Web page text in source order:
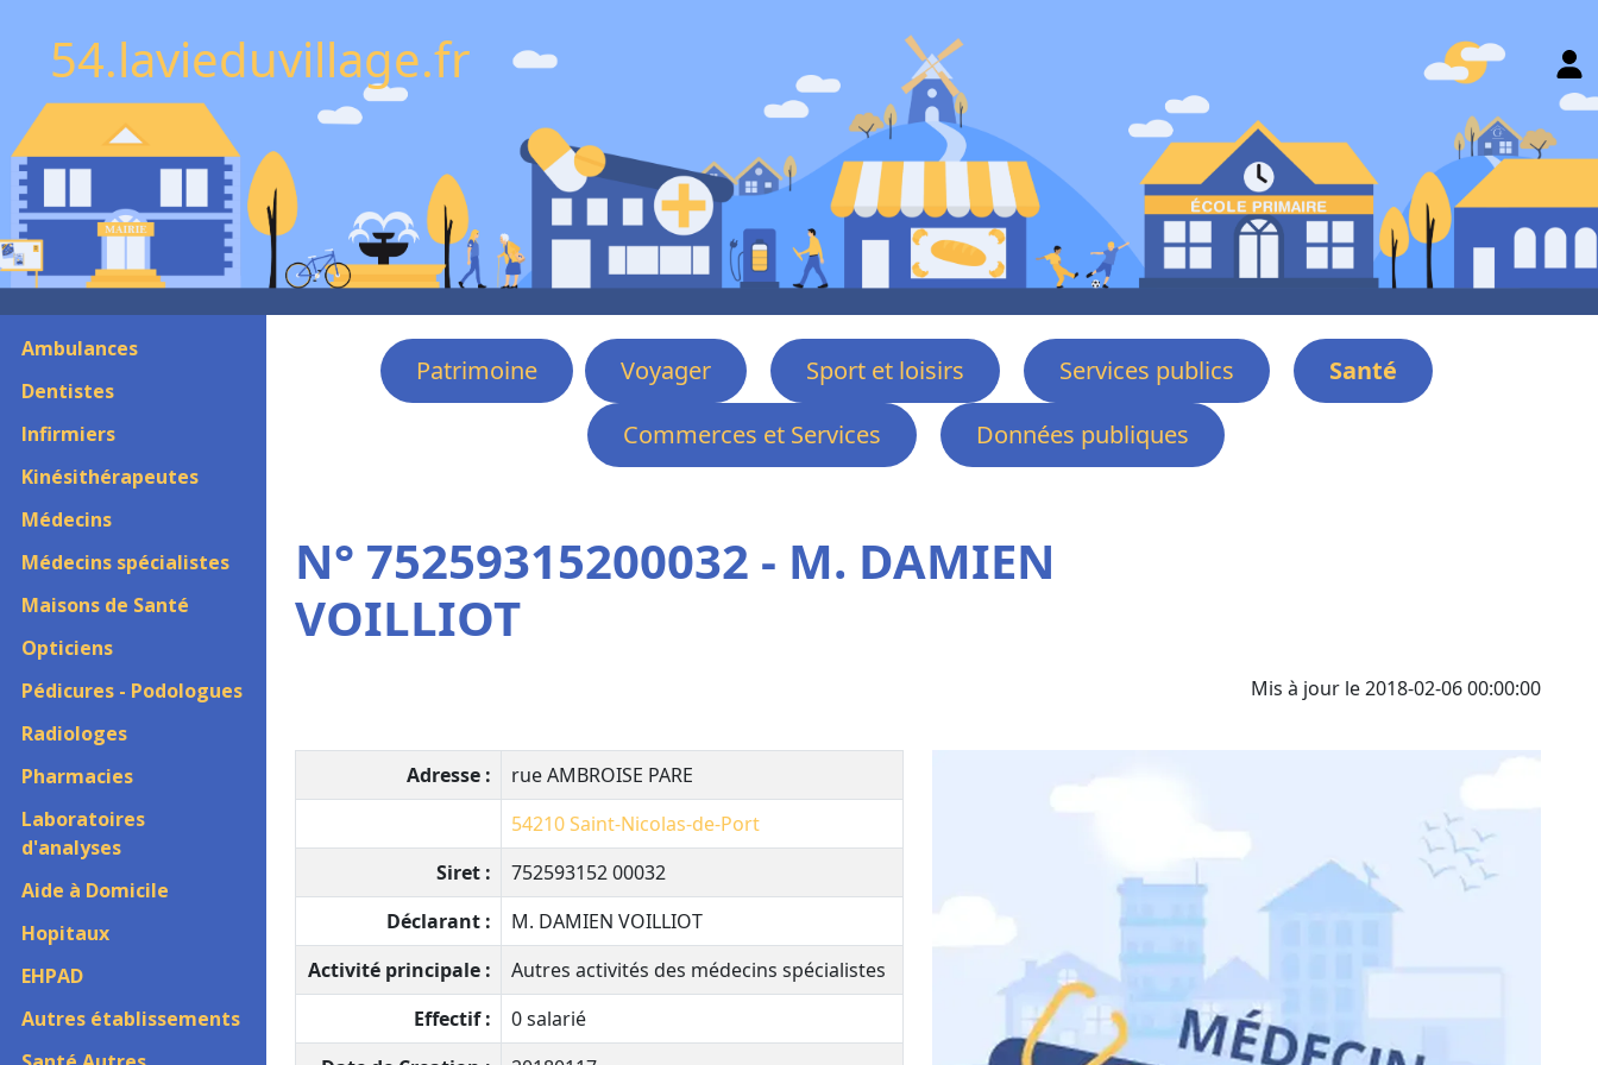
54.lavieduvillage.fr
Ambulances
Dentistes
Infirmiers
Kinésithérapeutes
Médecins
Médecins spécialistes
Maisons de Santé
Opticiens
Pédicures - Podologues
Radiologes
Pharmacies
Laboratoires
d'analyses
Aide à Domicile
Hopitaux
EHPAD
Autres établissements
Patrimoine Voyager Sport et loisirs Services publics
Santé
Commerces et Services
Données publiques
N° 75259315200032 - M. DAMIEN
VOILLIOT
Mis à jour le 2018-02-06 00:00:00
Adresse :
rue AMBROISE PARE
54210Saint-Nicolas-de-Port
Siret :
752593152 00032
Déclarant :
M. DAMIEN VOILLIOT
Activité principale :
Autres activités des médecins spécialistes
Effectif :
0 salarié